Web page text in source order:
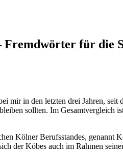
für die
mir in den letzten drei Jahren,
sollten. Im Gesamtvergleich
Kölner Berufsstandes, genannt
der Köbes auch im Rahmen